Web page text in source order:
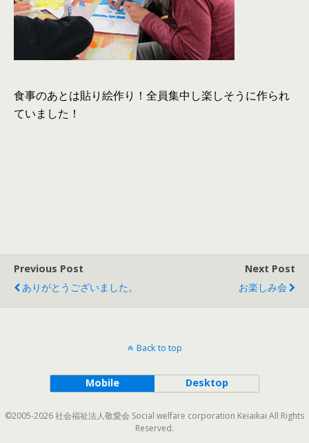
食事のあとは貼り絵作り！全員集中し楽しそうに作られ
ていました！
Previous Post
ありがとうございました。
Next Post
お楽しみ会
Back to top
Mobile Desktop
©2005-2026 社会福祉法人敬愛会 Social welfare corporation Keiaikai All Rights
Reserved.